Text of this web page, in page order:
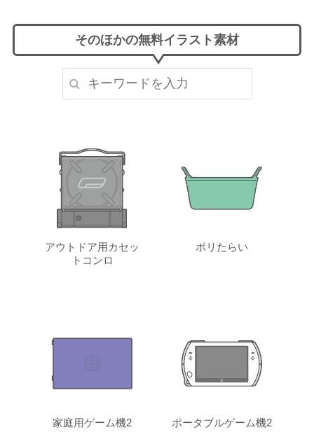
そのほかの無料イラスト素材
アウトドア用カセッ
トコンロ
ポリたらい
家庭用ゲーム機2 ポータブルゲーム機2